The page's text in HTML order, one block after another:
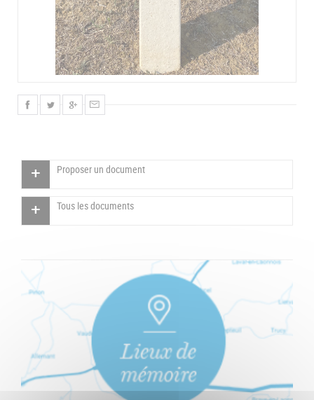
Proposer un document
Tous les documents